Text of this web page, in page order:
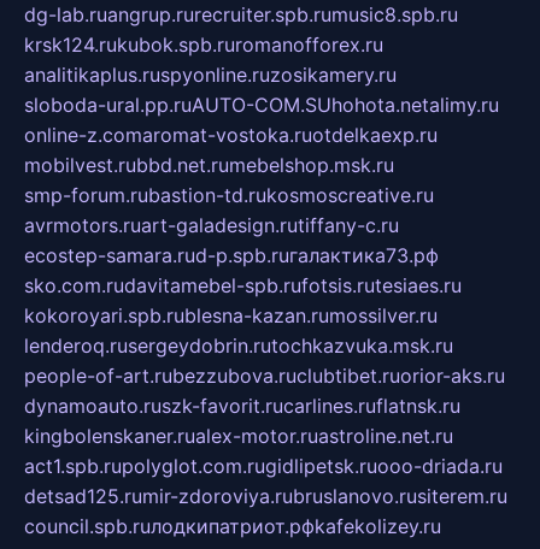
dg-lab.ruangrup.rurecruiter.spb.rumusic8.spb.ru
krsk124.rukubok.spb.ruromanofforex.ru
analitikaplus.ruspyonline.ruzosikamery.ru
sloboda-ural.pp.ruAUTO-COM.SUhohota.netalimy.ru
online-z.comaromat-vostoka.ruotdelkaexp.ru
mobilvest.rubbd.net.rumebelshop.msk.ru
smp-forum.rubastion-td.rukosmoscreative.ru
avrmotors.ruart-galadesign.rutiffany-c.ru
ecostep-samara.rud-p.spb.ruгалактика73.рф
sko.com.rudavitamebel-spb.rufotsis.rutesiaes.ru
kokoroyari.spb.rublesna-kazan.rumossilver.ru
lenderoq.rusergeydobrin.rutochkazvuka.msk.ru
people-of-art.rubezzubova.ruclubtibet.ruorior-aks.ru
dynamoauto.ruszk-favorit.rucarlines.ruflatnsk.ru
kingbolenskaner.rualex-motor.ruastroline.net.ru
act1.spb.rupolyglot.com.rugidlipetsk.ruooo-driada.ru
detsad125.rumir-zdoroviya.rubruslanovo.rusiterem.ru
council.spb.ruлодкипатриот.рфkafekolizey.ru